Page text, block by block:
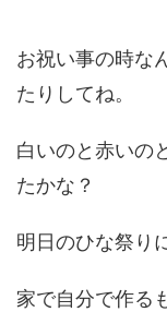
お祝い事の時な
たりしてね。
白いのと赤いの
たかな？
明日のひな祭り
家で自分で作る